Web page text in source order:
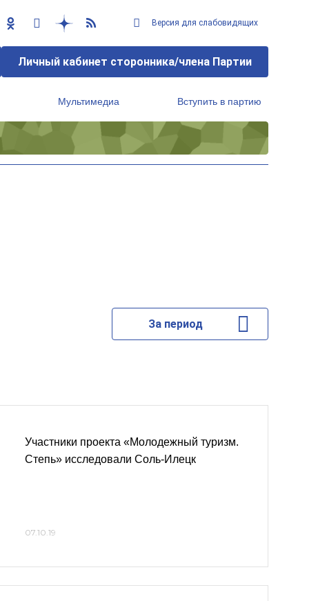
Версия для слабовидящих
Личный кабинет сторонника/члена Партии
Мультимедиа Вступить в партию
За период
Участники проекта «Молодежный туризм.
Степь» исследовали Соль-Илецк
07.10.19